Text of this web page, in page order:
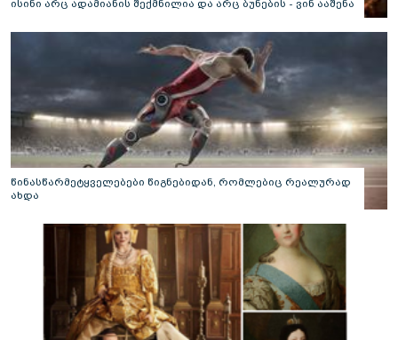
ისინი არც ადამიანის შექმნილია და არც ბუნების - ვინ ააშენა
წინასწარმეტყველებები წიგნებიდან, რომლებიც რეალურად
ახდა